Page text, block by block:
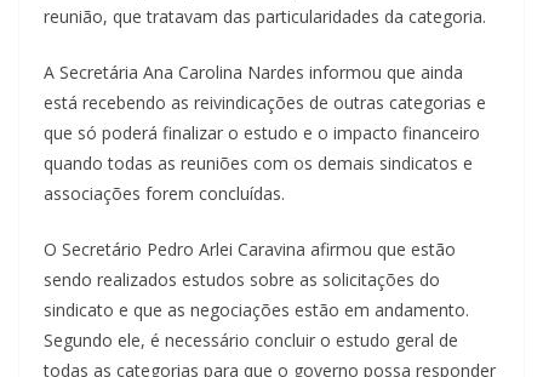
reunião, que tratavam das particularidades da categoria.
A Secretária Ana Carolina Nardes informou que ainda
está recebendo as reivindicações de outras categorias e
que só poderá finalizar o estudo e o impacto financeiro
quando todas as reuniões com os demais sindicatos e
associações forem concluídas.
O Secretário Pedro Arlei Caravina afirmou que estão
sendo realizados estudos sobre as solicitações do
sindicato e que as negociações estão em andamento.
Segundo ele, é necessário concluir o estudo geral de
todas as categorias para que o governo possa responder